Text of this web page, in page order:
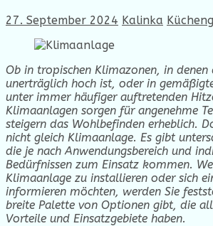
27. September 2024 Kalinka
Ob in tropischen Klimazonen, in
unerträglich hoch ist, oder in
unter immer häufiger auftretenden
Klimaanlagen sorgen für angenehme
steigern das Wohlbefinden erheblich.
nicht gleich Klimaanlage. Es gibt
die je nach Anwendungsbereich und
Bedürfnissen zum Einsatz kommen.
Klimaanlage zu installieren oder sich
informieren möchten, werden Sie
breite Palette von Optionen gibt, die
Vorteile und Einsatzgebiete haben.